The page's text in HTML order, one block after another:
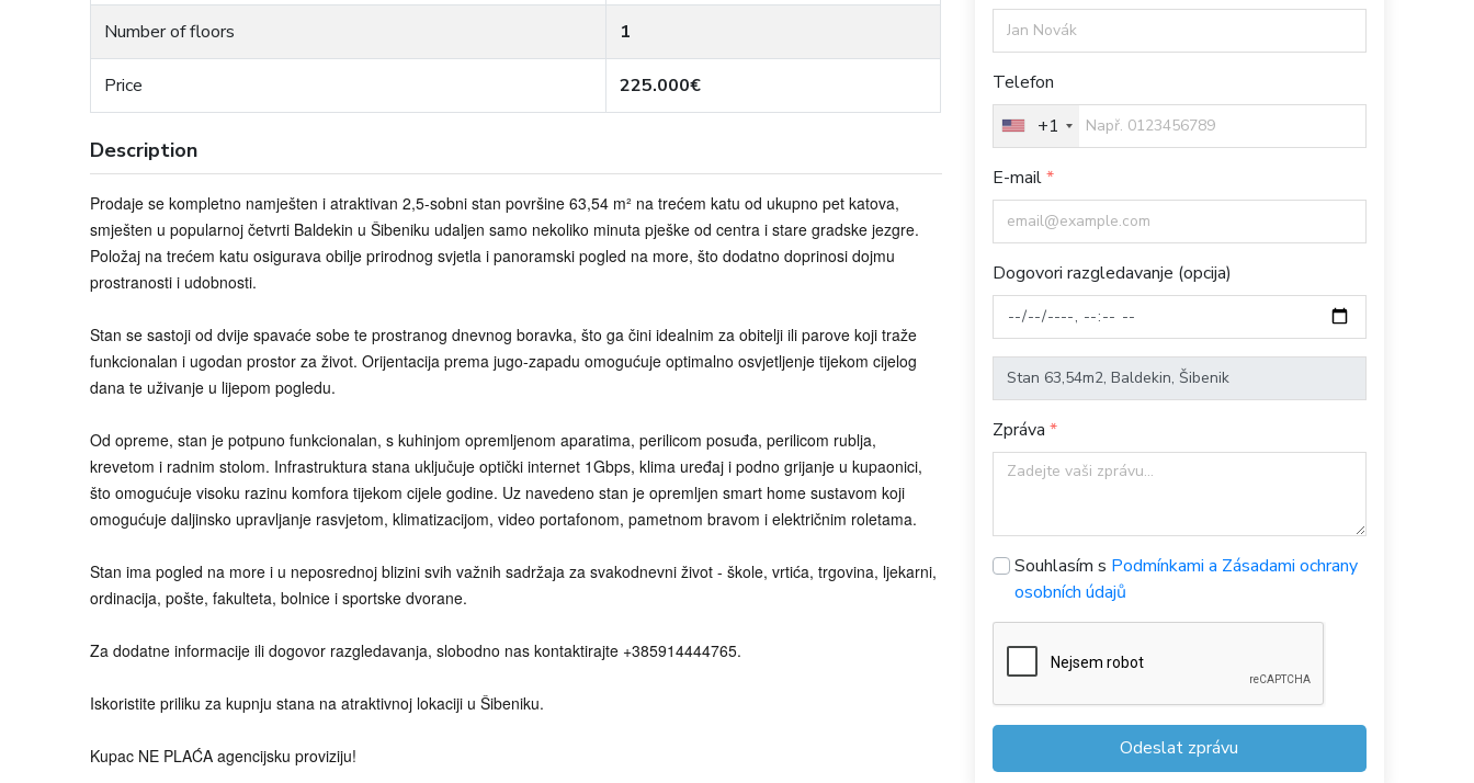
Number of floors 1
Price 225.000€
Description
Prodaje se kompletno namješten i atraktivan 2,5-sobni stan površine 63,54 m² na trećem katu od ukupno pet katova,
smješten u popularnoj četvrti Baldekin u Šibeniku udaljen samo nekoliko minuta pješke od centra i stare gradske jezgre.
Položaj na trećem katu osigurava obilje prirodnog svjetla i panoramski pogled na more, što dodatno doprinosi dojmu
prostranosti i udobnosti.
Stan se sastoji od dvije spavaće sobe te prostranog dnevnog boravka, što ga čini idealnim za obitelji ili parove koji traže
funkcionalan i ugodan prostor za život. Orijentacija prema jugo-zapadu omogućuje optimalno osvjetljenje tijekom cijelog
dana te uživanje u lijepom pogledu.
Od opreme, stan je potpuno funkcionalan, s kuhinjom opremljenom aparatima, perilicom posuđa, perilicom rublja,
krevetom i radnim stolom. Infrastruktura stana uključuje optički internet 1Gbps, klima uređaj i podno grijanje u kupaonici,
što omogućuje visoku razinu komfora tijekom cijele godine. Uz navedeno stan je opremljen smart home sustavom koji
omogućuje daljinsko upravljanje rasvjetom, klimatizacijom, video portafonom, pametnom bravom i električnim roletama.
Stan ima pogled na more i u neposrednoj blizini svih važnih sadržaja za svakodnevni život - škole, vrtića, trgovina, ljekarni,
ordinacija, pošte, fakulteta, bolnice i sportske dvorane.
Za dodatne informacije ili dogovor razgledavanja, slobodno nas kontaktirajte +385914444765.
Iskoristite priliku za kupnju stana na atraktivnoj lokaciji u Šibeniku.
Kupac NE PLAĆA agencijsku proviziju!
Telefon
+1
E-mail
Dogovori razgledavanje (opcija)
Zpráva
Souhlasím s Podmínkami a Zásadami ochrany
osobních údajů
Odeslat zprávu